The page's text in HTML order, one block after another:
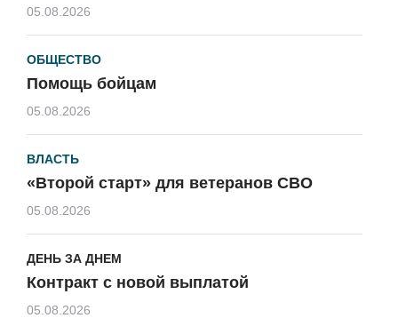
05.08.2026
ОБЩЕСТВО
Помощь бойцам
05.08.2026
ВЛАСТЬ
«Второй старт» для ветеранов СВО
05.08.2026
ДЕНЬ ЗА ДНЕМ
Контракт с новой выплатой
05.08.2026